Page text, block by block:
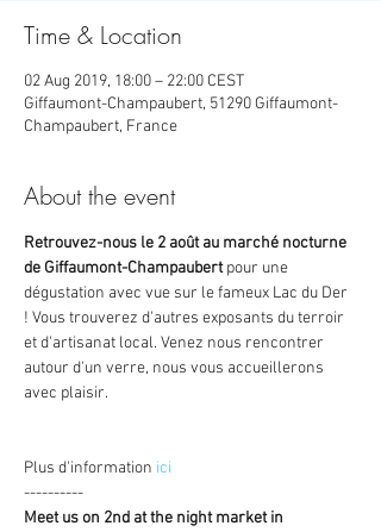
Time & Location
02 Aug 2019, 18:00 – 22:00 CEST
Giffaumont-Champaubert, 51290 Giffaumont-
Champaubert, France
About the event
Retrouvez-nous le 2 août au marché nocturne
de Giffaumont-Champaubert pour une
dégustation avec vue sur le fameux Lac du Der
! Vous trouverez d'autres exposants du terroir
et d'artisanat local. Venez nous rencontrer
autour d'un verre, nous vous accueillerons
avec plaisir.
Plus d'information ici
----------
Meet us on 2nd at the night market in